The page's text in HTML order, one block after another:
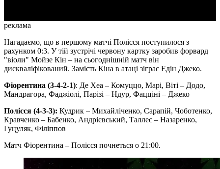
реклама
Нагадаємо, що в першому матчі Полісся поступилося з
рахунком 0:3. У тій зустрічі червону картку заробив форвард
"віоли" Мойзе Кін – на сьогоднішній матч він
дискваліфікований. Замість Кіна в атаці зіграє Едін Джеко.
Фіорентина (3-4-2-1): Де Хеа – Комуццо, Марі, Віті – Додо,
Мандрагора, Фаджіолі, Парізі – Ндур, Фацціні – Джеко
Полісся (4-3-3): Кудрик – Михайліченко, Сарапій, Чоботенко,
Кравченко – Бабенко, Андрієвський, Таллес – Назаренко,
Гуцуляк, Філіппов
Матч Фіорентина – Полісся почнеться о 21:00.